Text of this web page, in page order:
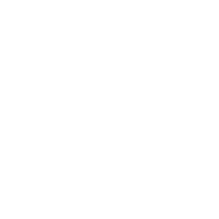
جمع به طور خاص و پرقدرت حضور داشته باشند و اثرگذاری طولانی مدت